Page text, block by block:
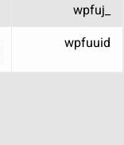
_wpfuj
wpfuuid